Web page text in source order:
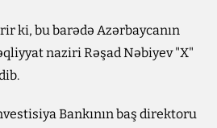
ki, bu barədə Azərbaycanın
naziri Rəşad Nəbiyev "X"
Bankının baş direktoru